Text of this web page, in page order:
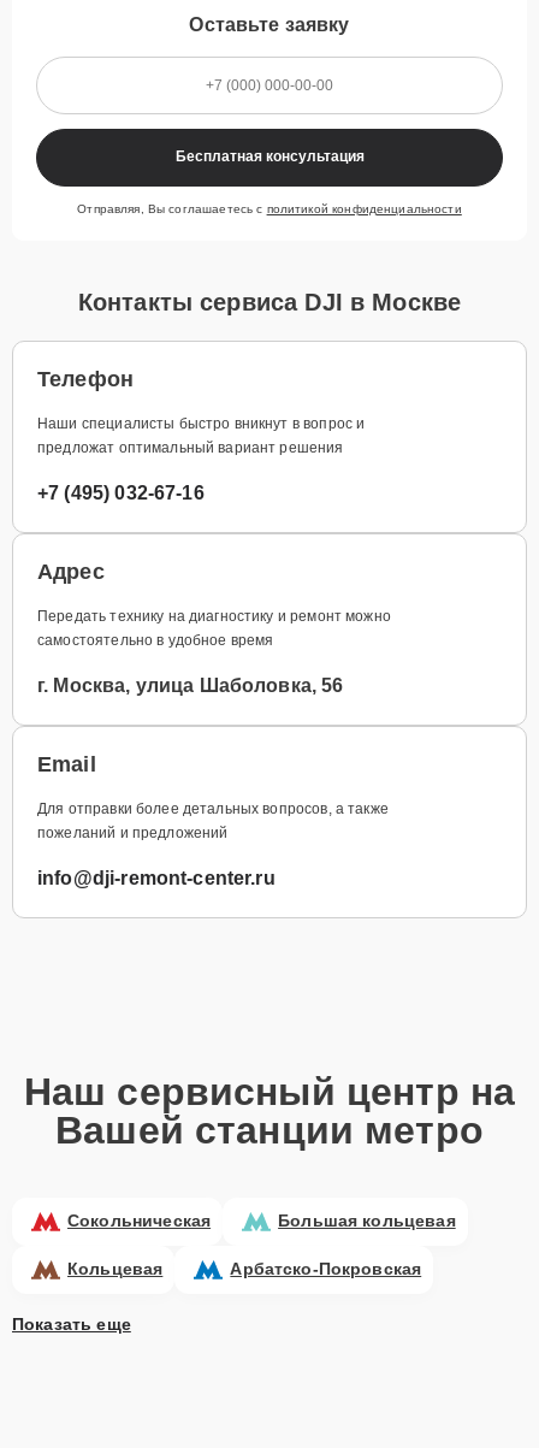
Оставьте заявку
Бесплатная консультация
Отправляя, Вы соглашаетесь с политикой конфиденциальности
Контакты сервиса DJI в Москве
Телефон
Наши специалисты быстро вникнут в вопрос и
предложат оптимальный вариант решения
+7 (495) 032-67-16
Адрес
Передать технику на диагностику и ремонт можно
самостоятельно в удобное время
г. Москва, улица Шаболовка, 56
Email
Для отправки более детальных вопросов, а также
пожеланий и предложений
info@dji-remont-center.ru
Наш сервисный центр на
Вашей станции метро
Сокольническая Большая кольцевая
Кольцевая Арбатско-Покровская
Показать еще